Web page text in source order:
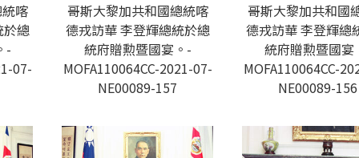
喀
總
-
07-
哥斯大黎加共和國總統喀
德戎訪華 李登輝總統於總
統府贈勲暨國宴。-
MOFA110064CC-2021-07-
NE00089-157
哥斯大黎加共和國
德戎訪華 李登輝總
統府贈勲暨國宴
MOFA110064CC-
NE00089-156